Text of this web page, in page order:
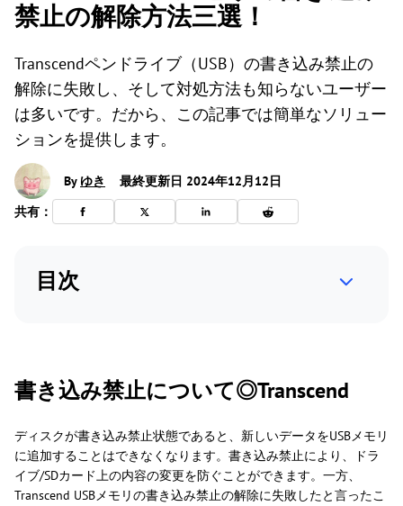
禁止の解除方法三選！
Transcendペンドライブ（USB）の書き込み禁止の
解除に失敗し、そして対処方法も知らないユーザー
は多いです。だから、この記事では簡単なソリュー
ションを提供します。
By ゆき
最終更新日 2024年12月12日
共有：
目次
書き込み禁止について◎Transcend
ディスクが書き込み禁止状態であると、新しいデータをUSBメモリ
に追加することはできなくなります。書き込み禁止により、ドラ
イブ/SDカード上の内容の変更を防ぐことができます。一方、
Transcend USBメモリの書き込み禁止の解除に失敗したと言ったこ